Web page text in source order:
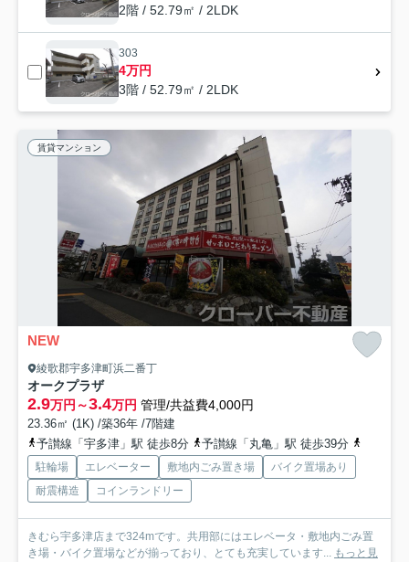
2階 / 52.79㎡ / 2LDK
303
4万円
3階 / 52.79㎡ / 2LDK
賃貸マンション
NEW
綾歌郡宇多津町浜二番丁
オークプラザ
2.9万円～3.4万円 管理/共益費4,000円
23.36㎡ (1K) /築36年 /7階建
予讃線「宇多津」駅 徒歩8分
予讃線「丸亀」駅 徒歩39分
駐輪場 エレベーター 敷地内ごみ置き場
バイク置場あり
耐震構造
コインランドリー
きむら宇多津店まで324mです。共用部にはエレベータ・敷地内ごみ置
き場・バイク置場などが揃っており、とても充実しています... もっと見